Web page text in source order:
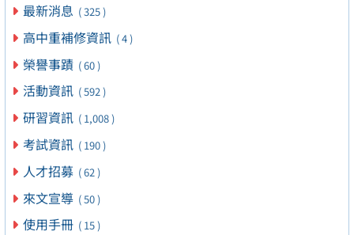
最新消息 ( 325 )
高中重補修資訊 ( 4 )
榮譽事蹟 ( 60 )
活動資訊 ( 592 )
研習資訊 ( 1,008 )
考試資訊 ( 190 )
人才招募 ( 62 )
來文宣導 ( 50 )
使用手冊 ( 15 )